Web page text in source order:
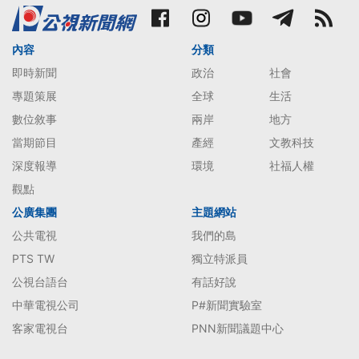
內容
即時新聞
專題策展
數位敘事
當期節目
深度報導
觀點
分類
政治
社會
全球
生活
兩岸
地方
產經
文教科技
環境
社福人權
公廣集團
公共電視
PTS TW
公視台語台
中華電視公司
客家電視台
主題網站
我們的島
獨立特派員
有話好說
P#新聞實驗室
PNN新聞議題中心